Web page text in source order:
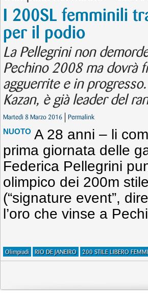
I 200SL femminili
per il podio
La Pellegrini non
Pechino 2008 ma dovrà
agguerrite e in
Kazan, è già leader del
Martedì 8 Marzo 2016 Permalink
NUOTO A 28 anni – li
prima giornata delle
Federica Pellegrini
olimpico dei 200m
(“signature event”,
l’oro che vinse a
Olimpiadi RIO DE JANEIRO 200 STILE LIBERO